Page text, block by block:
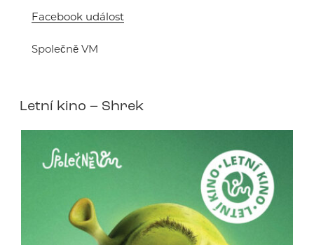
Facebook událost
Společně VM
Letní kino – Shrek